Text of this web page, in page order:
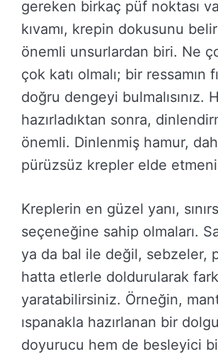
gereken birkaç püf noktası
kıvamı, krepin dokusunu
önemli unsurlardan biri. Ne
çok katı olmalı; bir ressamın
doğru dengeyi bulmalısınız.
hazırladıktan sonra,
önemli. Dinlenmiş hamur,
pürüzsüz krepler elde
Kreplerin en güzel yanı,
seçeneğine sahip olmaları.
ya da bal ile değil, sebzeler,
hatta etlerle doldurularak
yaratabilirsiniz. Örneğin,
ıspanakla hazırlanan bir
doyurucu hem de besleyici